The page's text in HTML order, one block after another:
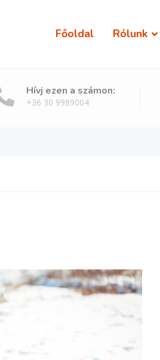
Főoldal Rólunk
Hívj ezen a számon:
+36 30 9989004